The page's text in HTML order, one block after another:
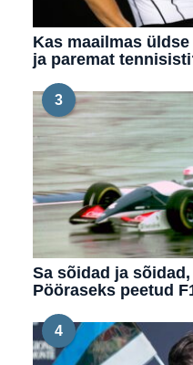
Kas maailmas
ja paremat
3
Sa sõidad ja
Pööraseks peetud
4